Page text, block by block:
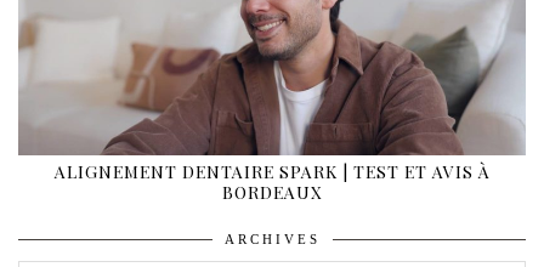
ALIGNEMENT DENTAIRE SPARK | TEST ET AVIS À
BORDEAUX
ARCHIVES